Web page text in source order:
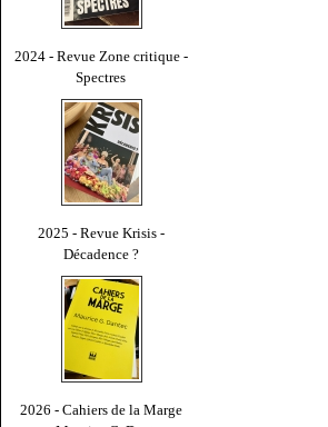
2024 - Revue Zone critique -
Spectres
2025 - Revue Krisis -
Décadence ?
2026 - Cahiers de la Marge